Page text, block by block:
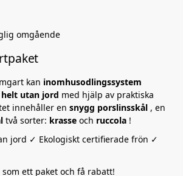
omgående
kan inomhusodlingssystem
helt utan jord med hjälp av praktiska
innehåller en snygg porslinsskål , en
två sorter: krasse och ruccola !
jord ✓ Ekologiskt certifierade frön ✓
som ett paket och få rabatt!